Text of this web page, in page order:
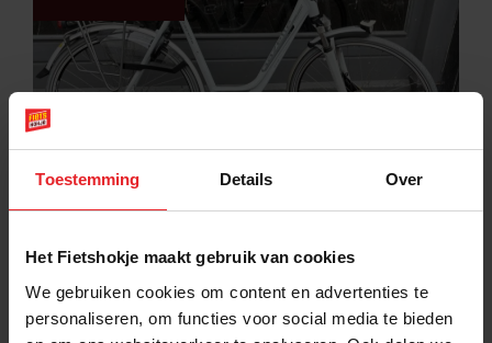
Toestemming Details Over
Het Fietshokje maakt gebruik van cookies
We gebruiken cookies om content en advertenties te
personaliseren, om functies voor social media te bieden
gazelle orange luxe
damesfiets